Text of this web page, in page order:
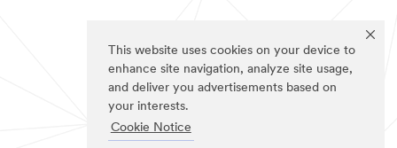
This website uses cookies on your device to
enhance site navigation, analyze site usage,
and deliver you advertisements based on
your interests.
Cookie Notice